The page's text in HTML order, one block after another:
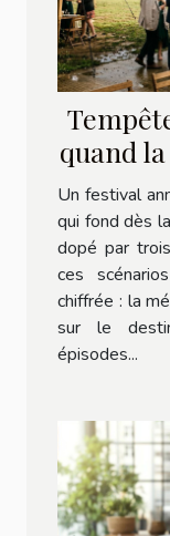
quand
Un festival
qui fond dès
dopé par
ces
chiffrée : la
sur le
épisodes...